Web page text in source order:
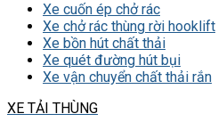
Xe cuốn ép chở rác
Xe chở rác thùng rời hooklift
Xe bồn hút chất thải
Xe quét đường hút bụi
Xe vận chuyển chất thải rắn
XE TẢI THÙNG